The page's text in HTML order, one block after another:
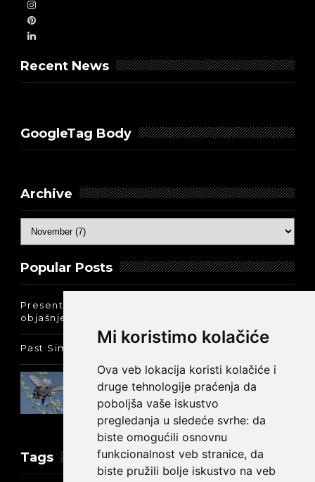
Mi koristimo kolačiće
Ova veb lokacija koristi kolačiće i
druge tehnologije praćenja da
poboljša vaše iskustvo
pregledanja u sledeće svrhe: da
biste omogućili osnovnu
funkcionalnost veb stranice, da
biste pružili bolje iskustvo na veb
Recent News
GoogleTag Body
Archive
Popular Posts
Present Perfect Simple - najjednostavnije
objašnjenje :-)
Past Simple i Past Continuous - razlika
Prošlo vreme glagola biti na
engleskom: was ili were
Tags